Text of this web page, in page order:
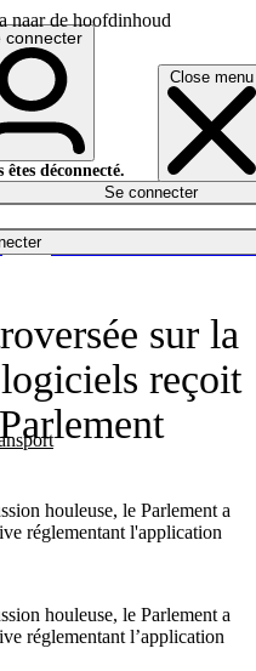
naar de hoofdinhoud
Close menu
connecter
êtes déconnecté.
Se connecter
sur la
reçoit
houleuse, le Parlement a
réglementant l'application
houleuse, le Parlement a
réglementant l’application